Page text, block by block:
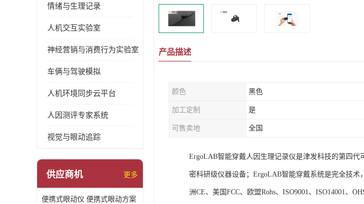
情绪与生理记录
人机交互实验室
神经营销与消费行为实验室
车俩与驾驶模拟
人机环境同步云平台
人因测评专家系统
视觉与眼动追踪
供应商机 更多
便携式眼动仪 便携式眼动方案
产品描述
颜色 黑色
加工定制 是
可售卖地 全国
ErgoLAB智能穿戴人因生理记录仪是津发科技的第四
密科研级仪器设备；ErgoLAB智能穿戴系统是完全技
洲CE、美国FCC、欧盟Rohs、ISO9001、ISO14001、